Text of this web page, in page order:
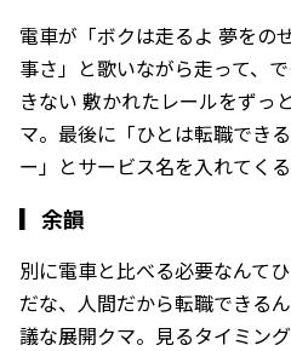
電車が「ボクは走るよ 夢をの
事さ」と歌いながら走って、
きない 敷かれたレールをずっ
マ。最後に「ひとは転職でき
ー」とサービス名を入れてくる
▎ 余韻
別に電車と比べる必要なんて
だな、人間だから転職できる
議な展開クマ。見るタイミン